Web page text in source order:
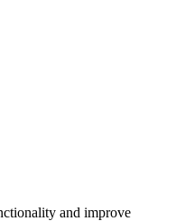
and improve